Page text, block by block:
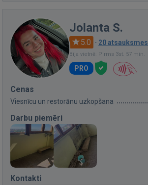
Jolanta S.
5.0 · 20 atsauksmes
Bija vietnē: Pirms 3st. 57 min.
PRO
Cenas
Viesnīcu un restorānu uzkopšana
Darbu piemēri
Kontakti